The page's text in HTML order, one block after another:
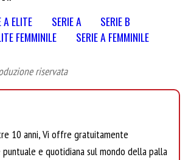
A ELITE SERIE A
SERIE B
FEMMINILE
SERIE A FEMMINILE
riservata
10 anni, Vi offre gratuitamente
puntuale e quotidiana sul mondo della palla